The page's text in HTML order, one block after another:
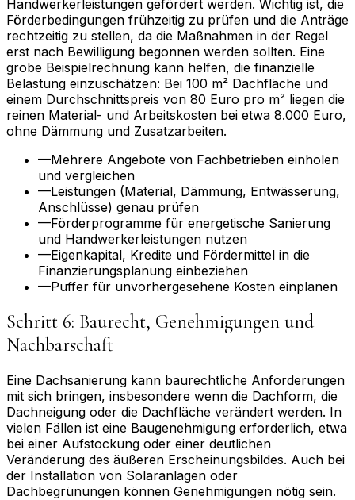
Handwerkerleistungen gefördert werden. Wichtig ist, die
Förderbedingungen frühzeitig zu prüfen und die Anträge
rechtzeitig zu stellen, da die Maßnahmen in der Regel
erst nach Bewilligung begonnen werden sollten. Eine
grobe Beispielrechnung kann helfen, die finanzielle
Belastung einzuschätzen: Bei 100 m² Dachfläche und
einem Durchschnittspreis von 80 Euro pro m² liegen die
reinen Material- und Arbeitskosten bei etwa 8.000 Euro,
ohne Dämmung und Zusatzarbeiten.
—Mehrere Angebote von Fachbetrieben einholen
und vergleichen
—Leistungen (Material, Dämmung, Entwässerung,
Anschlüsse) genau prüfen
—Förderprogramme für energetische Sanierung
und Handwerkerleistungen nutzen
—Eigenkapital, Kredite und Fördermittel in die
Finanzierungsplanung einbeziehen
—Puffer für unvorhergesehene Kosten einplanen
Schritt 6: Baurecht, Genehmigungen und
Nachbarschaft
Eine Dachsanierung kann baurechtliche Anforderungen
mit sich bringen, insbesondere wenn die Dachform, die
Dachneigung oder die Dachfläche verändert werden. In
vielen Fällen ist eine Baugenehmigung erforderlich, etwa
bei einer Aufstockung oder einer deutlichen
Veränderung des äußeren Erscheinungsbildes. Auch bei
der Installation von Solaranlagen oder
Dachbegrünungen können Genehmigungen nötig sein.